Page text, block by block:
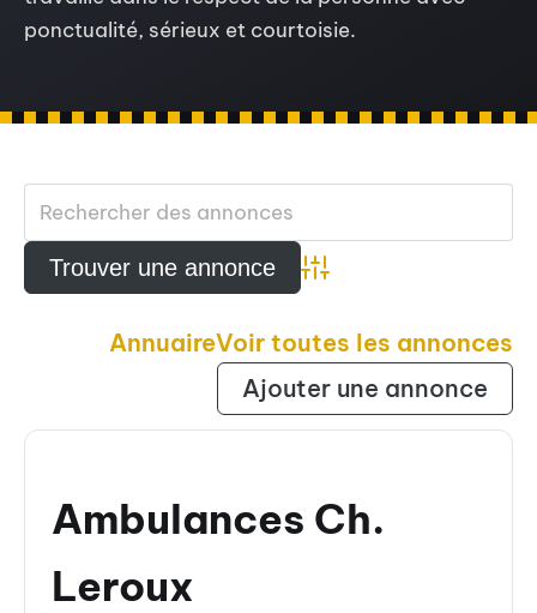
ponctualité, sérieux et courtoisie.
Advanced Search
AnnuaireVoir toutes les annonces
Ajouter une annonce
Ambulances Ch.
Leroux